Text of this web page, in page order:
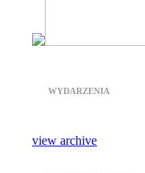
WYDARZENIA
view archive